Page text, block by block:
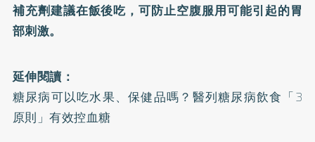
補充劑建議在飯後吃，可防止空腹服用可能引起的胃
部刺激。
延伸閱讀：
糖尿病可以吃水果、保健品嗎？醫列糖尿病飲食「3
原則」有效控血糖